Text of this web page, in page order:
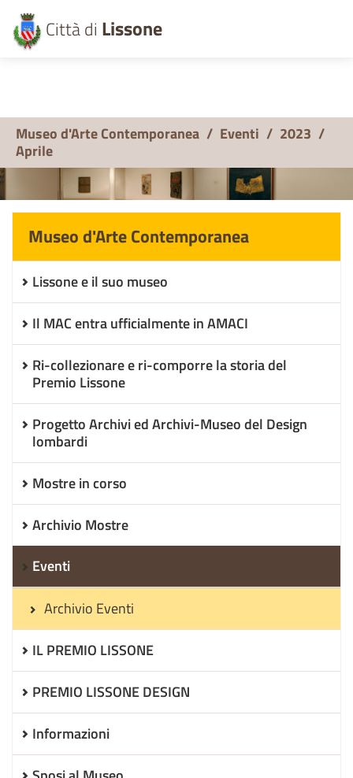
Città di Lissone
Museo d'Arte Contemporanea / Eventi / 2023 /
Aprile
Museo d'Arte Contemporanea
Lissone e il suo museo
Il MAC entra ufficialmente in AMACI
Ri-collezionare e ri-comporre la storia del
Premio Lissone
Progetto Archivi ed Archivi-Museo del Design
lombardi
Mostre in corso
Archivio Mostre
Eventi
Archivio Eventi
IL PREMIO LISSONE
PREMIO LISSONE DESIGN
Informazioni